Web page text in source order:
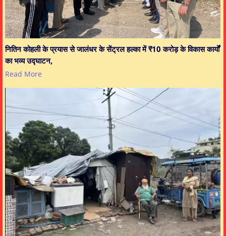
नितिन कोहली के प्रयास से जालंधर के सेंट्रल हल्का में ₹10 करोड़ के विकास कार्यों
का भव्य उद्घाटन,
Read More